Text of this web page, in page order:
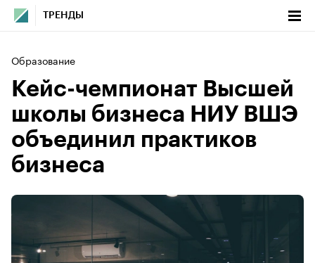
ТРЕНДЫ
Образование
Кейс-чемпионат Высшей
школы бизнеса НИУ ВШЭ
объединил практиков
бизнеса